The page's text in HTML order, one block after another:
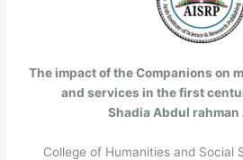
The impact of the Companions on
and services in the first
Shadia Abdul rahman
College of Humanities and Social